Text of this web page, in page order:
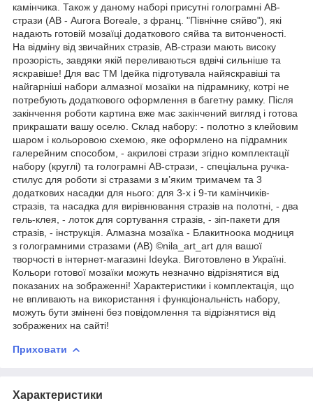
камінчика. Також у даному наборі присутні голограмні АВ-
стрази (АВ - Aurora Boreale, з франц. "Північне сяйво"), які
надають готовій мозаїці додаткового сяйва та витонченості.
На відміну від звичайних стразів, АВ-стрази мають високу
прозорість, завдяки якій переливаються вдвічі сильніше та
яскравіше! Для вас ТМ Ідейка підготувала найяскравіші та
найгарніші набори алмазної мозаїки на підрамнику, котрі не
потребують додаткового оформлення в багетну рамку. Після
закінчення роботи картина вже має закінчений вигляд і готова
прикрашати вашу оселю. Склад набору: - полотно з клейовим
шаром і кольоровою схемою, яке оформлено на підрамник
галерейним способом, - акрилові стрази згідно комплектації
набору (круглі) та голограмні АВ-стрази, - спеціальна ручка-
стилус для роботи зі стразами з м’яким тримачем та 3
додаткових насадки для нього: для 3-х і 9-ти камінчиків-
стразів, та насадка для вирівнювання стразів на полотні, - два
гель-клея, - лоток для сортування стразів, - зіп-пакети для
стразів, - інструкція. Алмазна мозаїка - Блакитноока модниця
з голограмними стразами (АВ) ©nila_art_art для вашої
творчості в інтернет-магазині Ideyka. Виготовлено в Україні.
Кольори готової мозаїки можуть незначно відрізнятися від
показаних на зображенні! Характеристики і комплектація, що
не впливають на використання і функціональність набору,
можуть бути змінені без повідомлення та відрізнятися від
зображених на сайті!
Приховати
Характеристики